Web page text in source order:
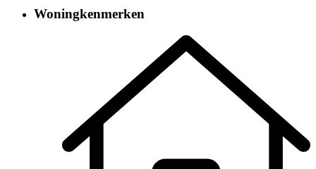
Woningkenmerken